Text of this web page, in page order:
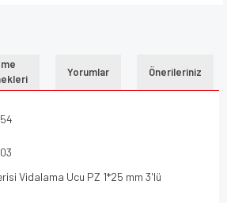
Yorumlar Önerileriniz
Vidalama Ucu PZ 1*25 mm 3'lü